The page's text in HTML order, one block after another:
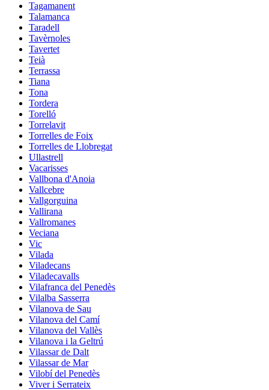
Tagamanent
Talamanca
Taradell
Tavèrnoles
Tavertet
Teià
Terrassa
Tiana
Tona
Tordera
Torelló
Torrelavit
Torrelles de Foix
Torrelles de Llobregat
Ullastrell
Vacarisses
Vallbona d'Anoia
Vallcebre
Vallgorguina
Vallirana
Vallromanes
Veciana
Vic
Vilada
Viladecans
Viladecavalls
Vilafranca del Penedès
Vilalba Sasserra
Vilanova de Sau
Vilanova del Camí
Vilanova del Vallès
Vilanova i la Geltrú
Vilassar de Dalt
Vilassar de Mar
Vilobí del Penedès
Viver i Serrateix